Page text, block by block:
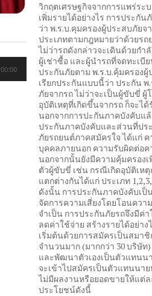
วิกฤตเศรษฐกิจจากการแพร่ร
เพิ่มรายได้อย่างไร การประกั
ว่า พ.ร.บ.คุมครองผู้ประสบภัยจ
ประเภทตามกฎหมายว่าด้วยร
ไม่ว่ารถดังกล่าวจะเดินด้วยกำ
ผู้เช่าซื้อ และผู้นำรถที่จดทะเบี
ประกันภัยตาม พ.ร.บ.คุ้มครอง
เรียกประกันแบบนี้ว่า ประกัน
ภัยจากรถ ไม่ว่าจะเป็นผู้ขับขี่ ผู้
อุบัติเหตุที่เกิดขึ้นจากรถ ก็จะไ
นอกจากการปะกันภาคบังคับแ
ประกันภาคบังคับและส่วนที่ปร
ภัยรถยนต์ภาคสมัครใจ ได้แก่
บุคคลภายนอก ความรับผิดต่อ
นอกจากนั้นยังมีความคุ้มครอง
ตัวผู้ขับขี่ เช่น กรณีเกิดอุบัติเห
แตกต่างกันได้แก่ ประเภท
ดังนั้น การประกันภาคบังคับเป็
จัดการความเสี่ยงโดยโอนคว
จำเป็น การประกันภัยรถจึงมีค่
ลดค่าใช้จ่าย สร้างรายได้อย่า
เริ่มต้นด้วยการสมัครเป็นสมา
จำนวนมาก (มากกว่า 30 บริษั
และพัฒนาตัวเองเป็นตัวแทนน
จะเข้าไปสมัครเป็นตัวแทนนา
ไม่มีผลงานหรือยอดขายให้แต่
ประโยชน์ดังนี้
00:00